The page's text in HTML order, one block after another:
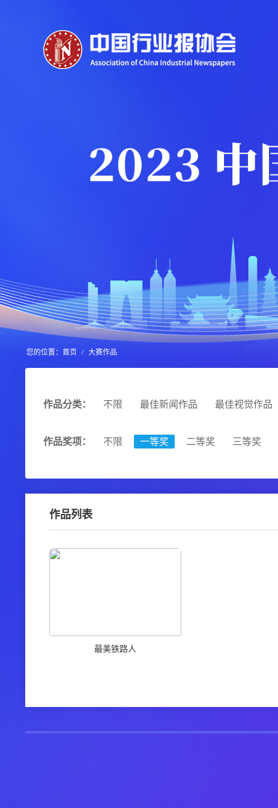
您的位置： 首页 / 大赛作品
作品分类： 不限 最佳新闻作品 最佳视觉作品
作品奖项： 不限 一等奖 二等奖 三等奖
作品列表
最美铁路人